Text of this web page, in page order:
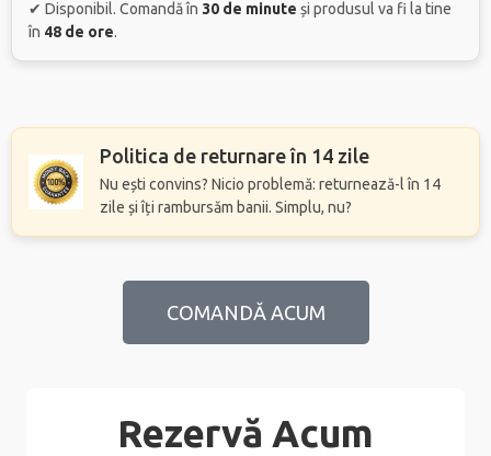
✔ Disponibil. Comandă în 30 de minute și produsul va fi la tine
în 48 de ore.
Politica de returnare în 14 zile
Nu ești convins? Nicio problemă: returnează-l în 14
zile și îți rambursăm banii. Simplu, nu?
COMANDĂ ACUM
Rezervă Acum